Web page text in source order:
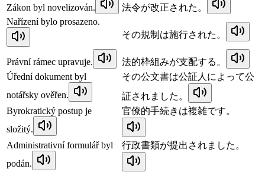
Zákon byl novelizován.
法令が改正された。
Nařízení bylo prosazeno.
その規制は施行された。
Právní rámec upravuje.
法的枠組みが支配する。
Úřední dokument byl
notářsky ověřen.
その公文書は公証人によって公
証されました。
Byrokratický postup je
složitý.
官僚的手続きは複雑です。
Administrativní formulář byl
podán.
行政書類が提出されました。